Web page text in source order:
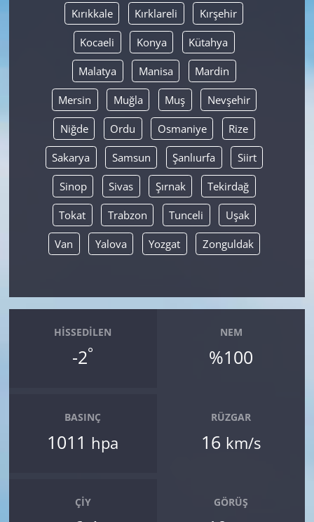
Kırıkkale Kırklareli Kırşehir
Kocaeli Konya Kütahya
Malatya Manisa Mardin
Mersin Muğla Muş Nevşehir
Niğde Ordu Osmaniye Rize
Sakarya Samsun Şanlıurfa Siirt
Sinop Sivas Şırnak Tekirdağ
Tokat Trabzon Tunceli Uşak
Van Yalova Yozgat Zonguldak
HISSEDILEN
-2°
NEM
%100
BASINÇ
1011 hpa
RÜZGAR
16 km/s
ÇIY GÖRÜŞ